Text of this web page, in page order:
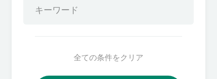
全ての条件をクリア